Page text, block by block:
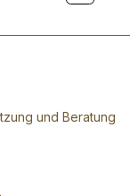
und Beratung